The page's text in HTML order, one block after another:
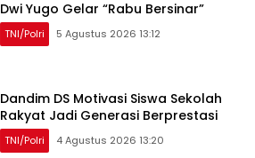
Dwi Yugo Gelar “Rabu Bersinar”
TNI/Polri 5 Agustus 2026 13:12
Dandim DS Motivasi Siswa Sekolah
Rakyat Jadi Generasi Berprestasi
TNI/Polri 4 Agustus 2026 13:20